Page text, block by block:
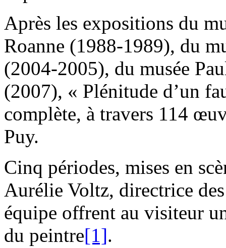
Après les expositions du
Roanne (1988-1989), du
(2004-2005), du musée
(2007), « Plénitude d’un
complète, à travers 114
Puy.
Cinq périodes, mises en
Aurélie Voltz, directrice
équipe offrent au visiteur
du peintre[1].